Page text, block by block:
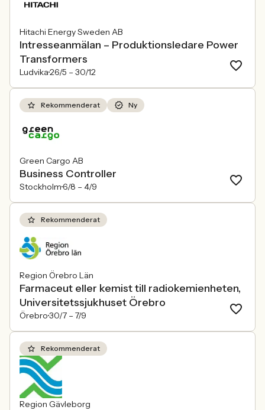
Hitachi Energy Sweden AB
Intresseanmälan – Produktionsledare Power
Transformers
Ludvika26/5 – 30/12
Rekommenderat Ny
Green Cargo AB
Business Controller
Stockholm6/8 – 4/9
Rekommenderat
Region Örebro Län
Farmaceut eller kemist till radiokemienheten,
Universitetssjukhuset Örebro
Örebro30/7 – 7/9
Rekommenderat
Region Gävleborg